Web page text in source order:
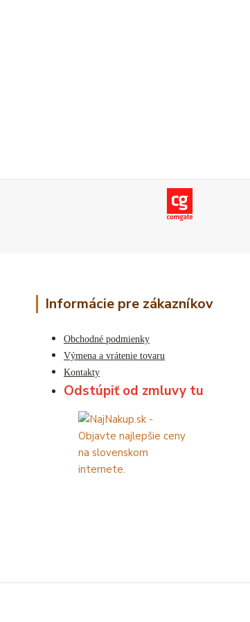
Informácie pre zákazníkov
Obchodné podmienky
Výmena a vrátenie tovaru
Kontakty
Odstúpiť od zmluvy tu